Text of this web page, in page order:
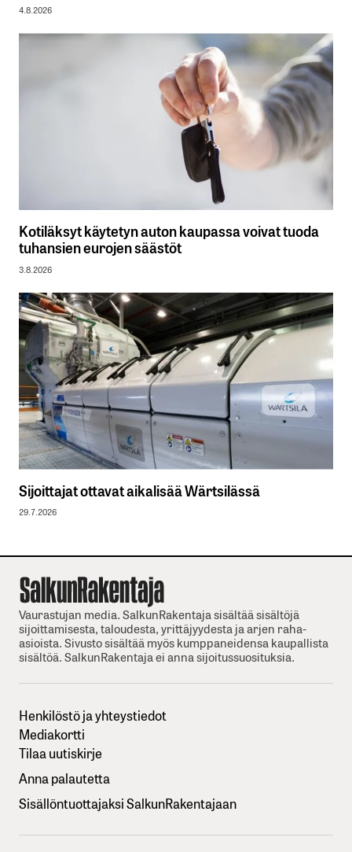
4.8.2026
Kotiläksyt käytetyn auton kaupassa voivat tuoda
tuhansien eurojen säästöt
3.8.2026
Sijoittajat ottavat aikalisää Wärtsilässä
29.7.2026
Vaurastujan media. SalkunRakentaja sisältää sisältöjä
sijoittamisesta, taloudesta, yrittäjyydesta ja arjen raha-
asioista. Sivusto sisältää myös kumppaneidensa kaupallista
sisältöä. SalkunRakentaja ei anna sijoitussuosituksia.
Henkilöstö ja yhteystiedot
Mediakortti
Tilaa uutiskirje
Anna palautetta
Sisällöntuottajaksi SalkunRakentajaan